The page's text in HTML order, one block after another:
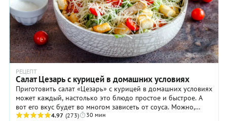
РЕЦЕПТ
Салат Цезарь с курицей в домашних условиях
Приготовить салат «Цезарь» с курицей в домашних условиях
может каждый, настолько это блюдо простое и быстрое. А
вот его вкус будет во многом зависеть от соуса. Можно,
конечно, соорудить классический, ...
4.97 (273) 30 мин